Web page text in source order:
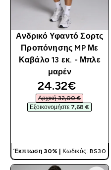
Ανδρικό Υφαντό Σορτς
Προπόνησης MP Με
Καβάλο 13 εκ. - Μπλε
μαρέν
discounted
24.32€‎
Αρχική 32,00 €‎
Εξοικονομήστε 7,68 €‎
Έκπτωση 30% | Κωδικός: BS30